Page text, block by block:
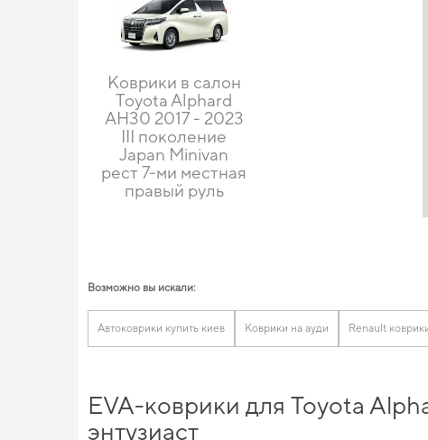
Коврики в салон
Toyota Alphard
AH30 2017 - 2023
III поколение
Japan Minivan
рест 7-ми местная
правый руль
Возможно вы искали:
Автоковрики купить киев Коврики на ауди Renault
EVA-коврики для Toyota
энтузиаст